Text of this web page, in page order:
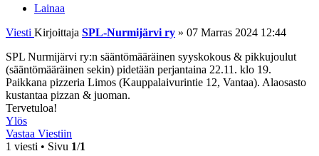
Lainaa
Viesti Kirjoittaja SPL-Nurmijärvi ry » 07 Marras 2024 12:44
SPL Nurmijärvi ry:n sääntömääräinen syyskokous & pikkujoulut
(sääntömääräinen sekin) pidetään perjantaina 22.11. klo 19.
Paikkana pizzeria Limos (Kauppalaivurintie 12, Vantaa). Alaosasto
kustantaa pizzan & juoman.
Tervetuloa!
Ylös
Vastaa Viestiin
1 viesti • Sivu 1/1